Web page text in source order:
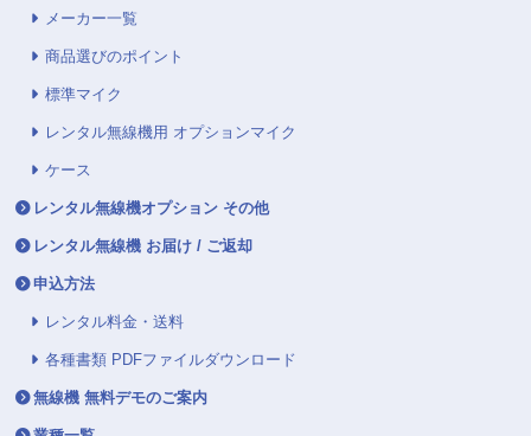
メーカー一覧
商品選びのポイント
標準マイク
レンタル無線機用 オプションマイク
ケース
レンタル無線機オプション その他
レンタル無線機 お届け / ご返却
申込方法
レンタル料金・送料
各種書類 PDFファイルダウンロード
無線機 無料デモのご案内